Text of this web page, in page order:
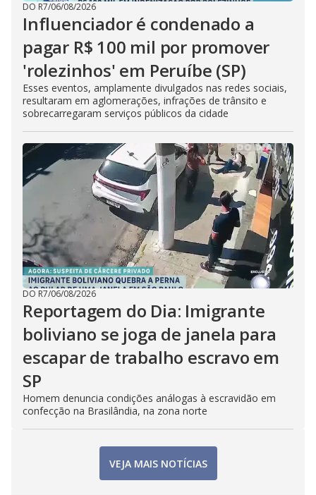
DO R7/06/08/2026
Influenciador é condenado a
pagar R$ 100 mil por promover
'rolezinhos' em Peruíbe (SP)
Esses eventos, amplamente divulgados nas redes sociais,
resultaram em aglomerações, infrações de trânsito e
sobrecarregaram serviços públicos da cidade
DO R7/06/08/2026
Reportagem do Dia: Imigrante
boliviano se joga de janela para
escapar de trabalho escravo em
SP
Homem denuncia condições análogas à escravidão em
confecção na Brasilândia, na zona norte
VEJA MAIS NOTÍCIAS